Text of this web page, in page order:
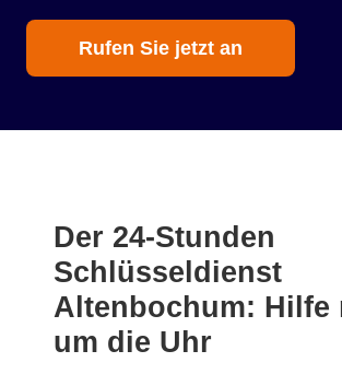
Rufen Sie jetzt an
Der 24-Stunden
Schlüsseldienst
Altenbochum: Hilfe
um die Uhr